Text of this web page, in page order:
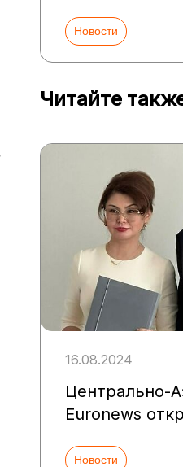
Новости
Читайте
16.08.2024
Центрально-
Euronews
Новости